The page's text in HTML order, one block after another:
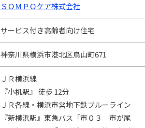
ＳＯＭＰＯケア株式会社
サービス付き高齢者向け住宅
神奈川県横浜市港北区鳥山町671
ＪＲ横浜線
『小机駅』 徒歩 12分
ＪＲ各線・横浜市営地下鉄ブルーライン
『新横浜駅』東急バス「市０３ 市が尾